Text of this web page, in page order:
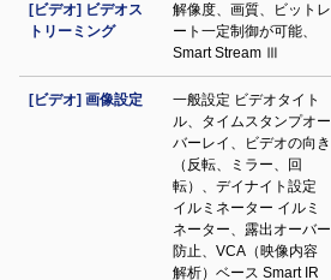
[ビデオ] ビデオス
トリーミング
解像度、画質、ビットレ
ート一定制御が可能、
Smart Stream Ⅲ
[ビデオ] 画像設定
一般設定 ビデオタイト
ル、タイムスタンプオー
バーレイ、ビデオの向き
（反転、ミラー、回
転）、デイナイト設定
イルミネーター イルミ
ネーター、露出オーバー
防止、VCA（映像内容
解析）ベース Smart IR